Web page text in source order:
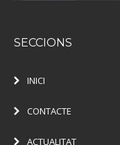
SECCIONS
INICI
CONTACTE
ACTUALITAT